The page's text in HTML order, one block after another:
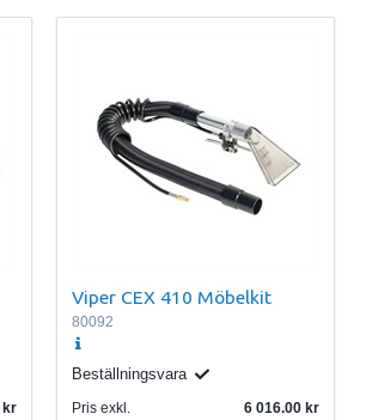
Viper CEX 410 Möbelkit
80092
Beställningsvara
Pris exkl.
6 016.00